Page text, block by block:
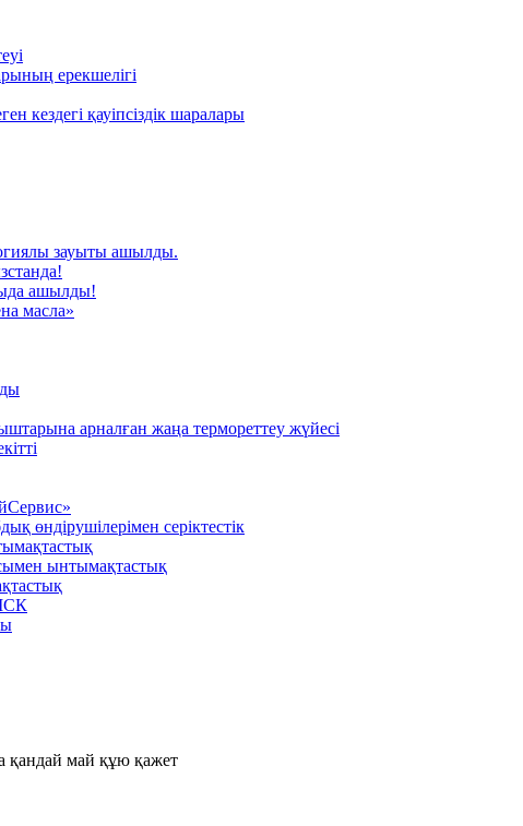
ерекшелігі
кездегі қауіпсіздік шаралары
зауыты ашылды.
ашылды!
масла»
арналған жаңа термореттеу жүйесі
өндірушілерімен серіктестік
ынтымақтастық
қандай май құю қажет